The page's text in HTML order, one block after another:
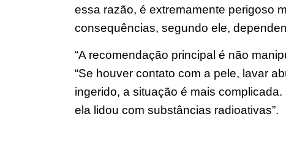
essa razão, é extremamente perigoso
consequências, segundo ele,
“A recomendação principal é não
“Se houver contato com a pele, lavar
ingerido, a situação é mais
ela lidou com substâncias radioativas”.